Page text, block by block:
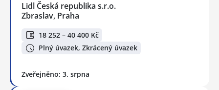
Lidl Česká republika s.r.o.
Zbraslav, Praha
18 252 – 40 400 Kč
Plný úvazek, Zkrácený úvazek
Zveřejněno: 3. srpna